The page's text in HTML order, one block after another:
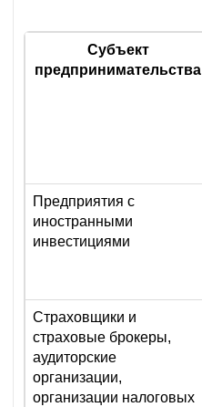
Субъект
предпринимательства
Предприятия с
иностранными
инвестициями
Страховщики и
страховые брокеры,
аудиторские
организации,
организации налоговых